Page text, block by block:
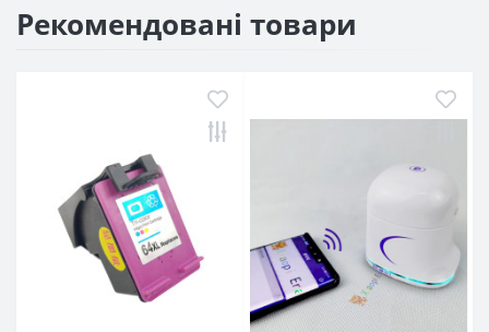
Рекомендовані товари